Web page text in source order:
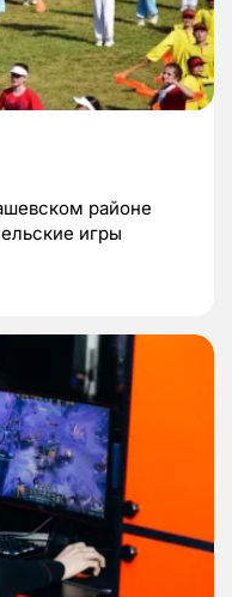
районе
игры